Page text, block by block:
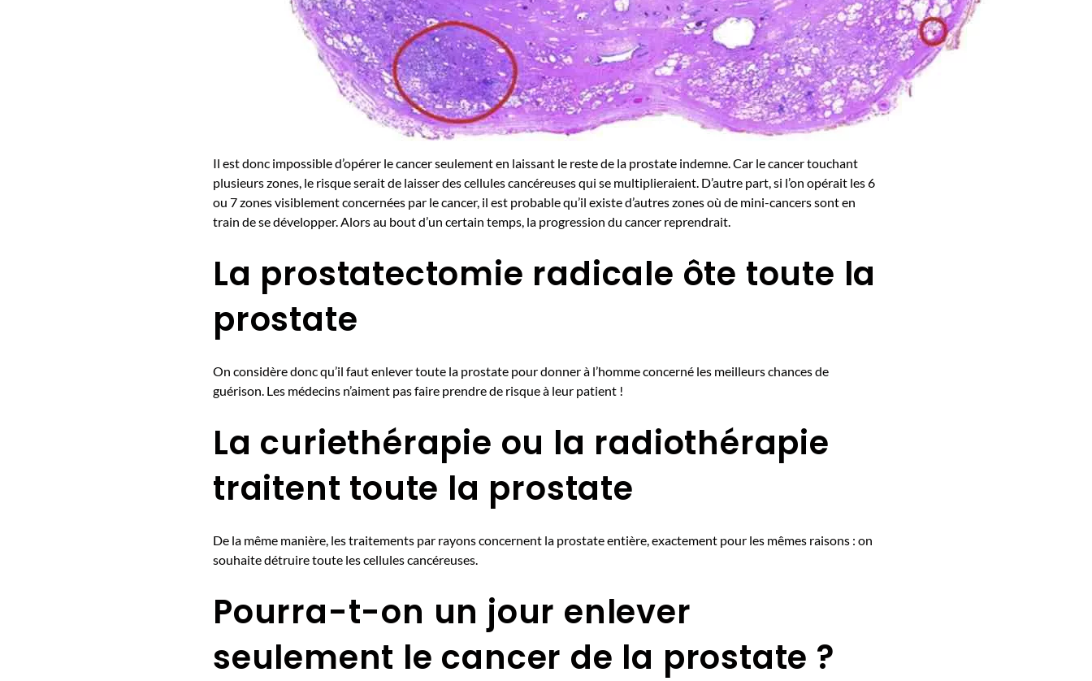
Il est donc impossible d’opérer le cancer seulement en laissant le reste de la prostate indemne. Car le cancer touchant
plusieurs zones, le risque serait de laisser des cellules cancéreuses qui se multiplieraient. D’autre part, si l’on opérait les 6
ou 7 zones visiblement concernées par le cancer, il est probable qu’il existe d’autres zones où de mini-cancers sont en
train de se développer. Alors au bout d’un certain temps, la progression du cancer reprendrait.
La prostatectomie radicale ôte toute la
prostate
On considère donc qu’il faut enlever toute la prostate pour donner à l’homme concerné les meilleurs chances de
guérison. Les médecins n’aiment pas faire prendre de risque à leur patient !
La curiethérapie ou la radiothérapie
traitent toute la prostate
De la même manière, les traitements par rayons concernent la prostate entière, exactement pour les mêmes raisons : on
souhaite détruire toute les cellules cancéreuses.
Pourra-t-on un jour enlever
seulement le cancer de la prostate ?